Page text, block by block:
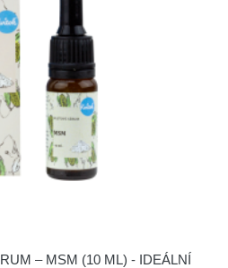
– MSM (10 ML) - IDEÁLNÍ